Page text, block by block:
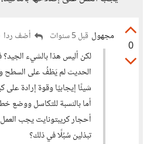
0
مجهول قبل 5 سنوات
أضف ردا
لكن أليس هذا بالشيء
الحديث لم يَطْفُ على السطح
شيئًا إيجابيًا وقوة إرادة
أما بالنسبة للتكاسل ووضع
أحجار كريبتونايت يجب
تبذلين سُبُلًا في ذلك؟